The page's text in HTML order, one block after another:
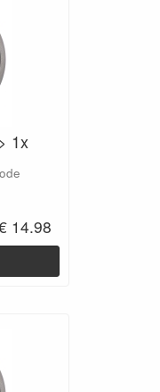
1x
14.98